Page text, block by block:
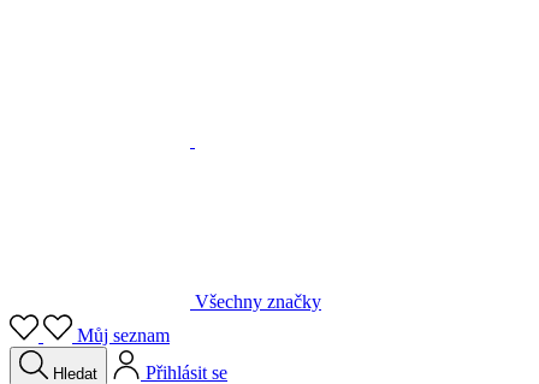
Všechny značky
Můj seznam
Hledat
Přihlásit se